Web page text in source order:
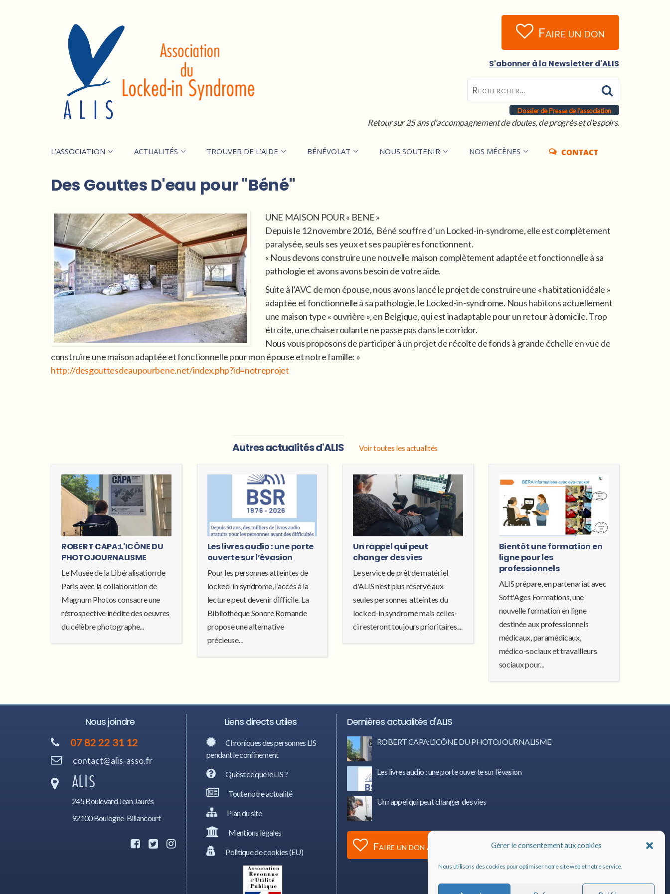
Gérer le consentement aux cookies
Nous utilisons des cookies pour optimiser notre site web et notre service.
Faire un don
S'abonner à la Newsletter d'ALIS
Dossier de Presse de l'association
Retour sur 25 ans d'accompagnement de doutes, de progrès et d'espoirs.
L’ASSOCIATION ACTUALITÉS TROUVER DE L’AIDE BÉNÉVOLAT NOUS SOUTENIR NOS MÉCÈNES CONTACT
Des Gouttes D'eau pour "Béné"
UNE MAISON POUR « BENE »
Depuis le 12 novembre 2016, Béné souffre d’un Locked-in-syndrome, elle est complètement
paralysée, seuls ses yeux et ses paupières fonctionnent.
« Nous devons construire une nouvelle maison complètement adaptée et fonctionnelle à sa
pathologie et avons avons besoin de votre aide.
Suite à l’AVC de mon épouse, nous avons lancé le projet de construire une « habitation idéale »
adaptée et fonctionnelle à sa pathologie, le Locked-in-syndrome. Nous habitons actuellement
une maison type « ouvrière », en Belgique, qui est inadaptable pour un retour à domicile. Trop
étroite, une chaise roulante ne passe pas dans le corridor.
Nous vous proposons de participer à un projet de récolte de fonds à grande échelle en vue de
construire une maison adaptée et fonctionnelle pour mon épouse et notre famille: »
http://desgouttesdeaupourbene.net/index.php?id=notreprojet
Autres actualités d'ALIS Voir toutes les actualités
ROBERT CAPA:L'ICÔNE DU
PHOTOJOURNALISME
Le Musée de la Libéralisation de
Paris avec la collaboration de
Magnum Photos consacre une
rétrospective inédite des oeuvres
du célèbre photographe...
Les livres audio : une porte
ouverte sur l’évasion
Pour les personnes atteintes de
locked-in syndrome, l’accès à la
lecture peut devenir difficile. La
Bibliothèque Sonore Romande
propose une alternative
précieuse...
Un rappel qui peut
changer des vies
Le service de prêt de matériel
d'ALIS n'est plus réservé aux
seules personnes atteintes du
locked-in syndrome mais celles-
ci resteront toujours prioritaires....
Bientôt une formation en
ligne pour les
professionnels
ALIS prépare, en partenariat avec
Soft'Ages Formations, une
nouvelle formation en ligne
destinée aux professionnels
médicaux, paramédicaux,
médico-sociaux et travailleurs
sociaux pour...
Nous joindre
07 82 22 31 12
contact@alis-asso.fr
ALIS
245 Boulevard Jean Jaurès
92100 Boulogne-Billancourt
Liens directs utiles
Chroniques des personnes LIS
pendant le confinement
Qu’est ce que le LIS ?
Toute notre actualité
Plan du site
Mentions légales
Politique de cookies (EU)
Dernières actualités d'ALIS
ROBERT CAPA:L’ICÔNE DU PHOTOJOURNALISME
Les livres audio : une porte ouverte sur l’évasion
Un rappel qui peut changer des vies
Faire un don à ALIS